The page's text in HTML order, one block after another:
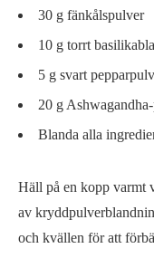
30 g fänkålspulver
10 g torrt
5 g svart
20 g
Blanda alla
Häll på en kopp varmt
av
och kvällen för att